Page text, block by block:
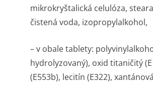
mikrokryštalická celulóza,
čistená voda, izopropylalkohol,
–v obale tablety:
hydrolyzovaný), oxid titaničitý
(E553b), lecitín (E322),